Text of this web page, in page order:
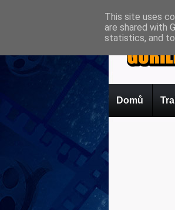
Domů
This site uses
are shared with
statistics, and